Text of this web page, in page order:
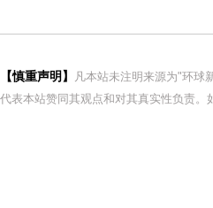
【慎重声明】
凡本站未注明来源为"环球
代表本站赞同其观点和对其真实性负责